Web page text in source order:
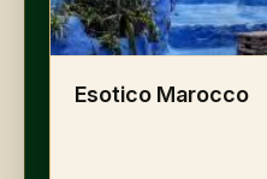
Esotico Marocco